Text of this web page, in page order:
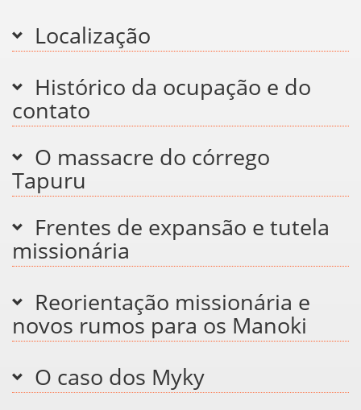
Localização
Histórico da ocupação e do
contato
O massacre do córrego
Tapuru
Frentes de expansão e tutela
missionária
Reorientação missionária e
novos rumos para os Manoki
O caso dos Myky